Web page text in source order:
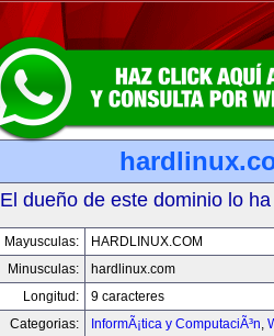
El dueño de este dominio lo
Mayusculas:
HARDLINUX.COM
Minusculas:
hardlinux.com
Longitud:
9 caracteres
Categorias:
InformÃ¡tica y ComputaciÃ³n,